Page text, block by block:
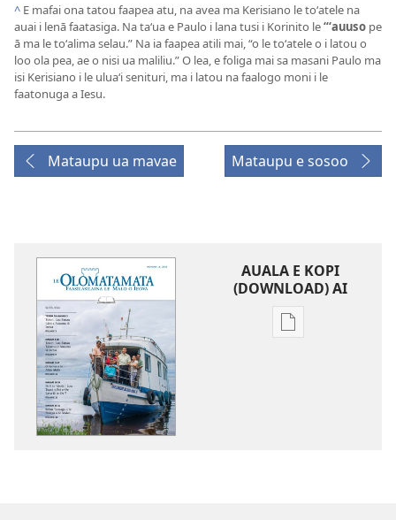
^ E mafai ona tatou faapea atu, na avea ma Kerisiano le toʻatele na
auai i lenā faatasiga. Na taʻua e Paulo i lana tusi i Korinito le“ʻauuso pe
ā ma le toʻalima selau.” Na ia faapea atili mai, “o le toʻatele o i latou o
loo ola pea, ae o nisi ua maliliu.” O lea, e foliga mai sa masani Paulo ma
isi Kerisiano i le uluaʻi senituri, ma i latou na faalogo moni i le
faatonuga a Iesu.
Mataupu ua mavae Mataupu e sosoo
AUALA E KOPI
(DOWNLOAD) AI
Vaega